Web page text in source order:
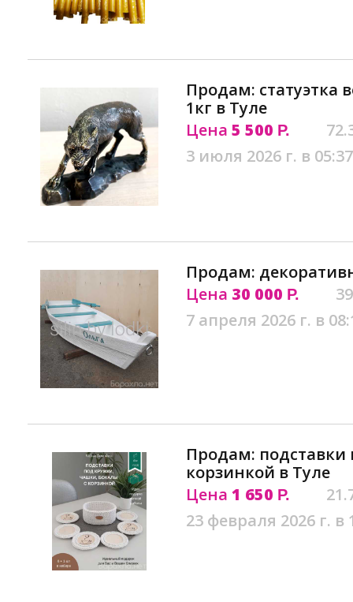
Продам: статуэтка
1кг в Туле
Цена 5 500 Р.
3 июля 2026 г. в 05:37
Продам:
Цена 30 000 Р.
7 апреля 2026 г. в
Продам:
корзинкой в Туле
Цена 1 650 Р.
23 февраля 2026 г. в